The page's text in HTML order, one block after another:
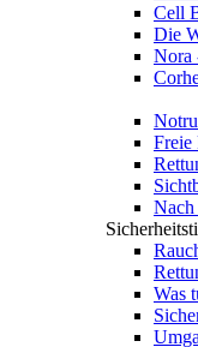
Cell
Die
Nora
Freie
Nach
Was